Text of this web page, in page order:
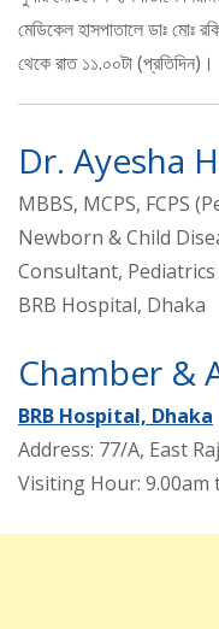
মেডিকেল হাসপাতালে ডাঃ মোঃ
থেকে রাত ১১.০০টা (প্রতিদিন)।
Dr. Ayesha
MBBS, MCPS, FCPS
Newborn & Child
Consultant,
BRB Hospital, Dhaka
Chamber &
BRB Hospital, Dhaka
Address: 77/A, East
Visiting Hour: 9.00am